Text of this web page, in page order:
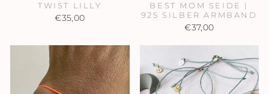
TWIST LILLY
€35,00
BEST MOM SEIDE |
925 SILBER ARMBAND
€37,00